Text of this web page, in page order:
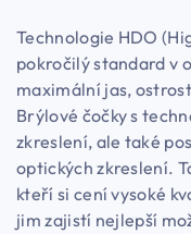
Technologie HDO
pokročilý standard v
maximální jas,
Brýlové čočky s
zkreslení, ale také
optických zkreslení.
kteří si cení vysoké
jim zajistí nejlepší